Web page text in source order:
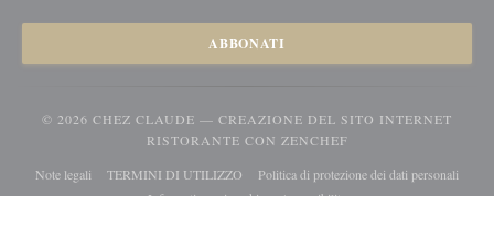
ABBONATI
© 2026 CHEZ CLAUDE — CREAZIONE DEL SITO INTERNET
RISTORANTE CON ZENCHEF((APRE UNA
Note legali ((apre una nuova finestra))
TERMINI DI UTILIZZO ((apre una nuova finestra))
Politica di protezione dei dati personali
Informativa sui cookie((apre una nuova finestra))
Accessibilita((apre una nuova finestra))